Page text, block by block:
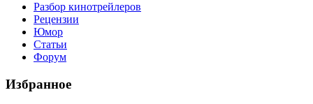
Разбор кинотрейлеров
Рецензии
Юмор
Статьи
Форум
Избранное